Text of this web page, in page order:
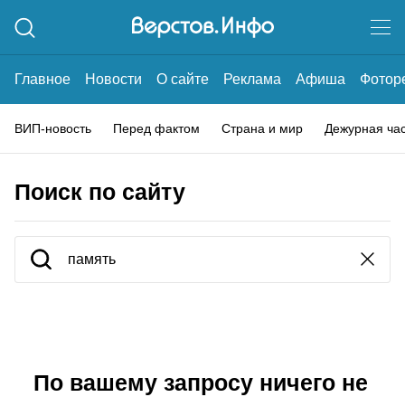
Главное Новости О сайте Реклама Афиша
ВИП-новость Перед фактом Страна и мир Дежурная
Поиск по сайту
По вашему запросу ничего не